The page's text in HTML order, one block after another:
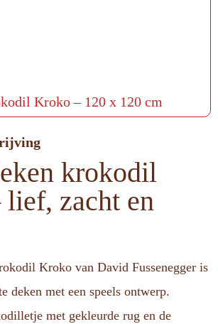
Kroko – 120 x 120 cm
krokodil
zacht en
Kroko van David Fussenegger is
deken met een speels ontwerp.
met gekleurde rug en de